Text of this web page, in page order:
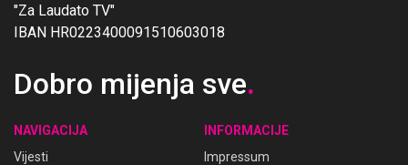
"Za Laudato TV"
IBAN HR0223400091510603018
Dobro mijenja sve.
NAVIGACIJA
Vijesti
INFORMACIJE
Impressum